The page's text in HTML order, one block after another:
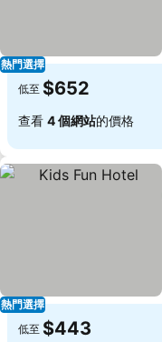
熱門選擇
低至 $652
查看 4 個網站的價格
熱門選擇
低至 $443